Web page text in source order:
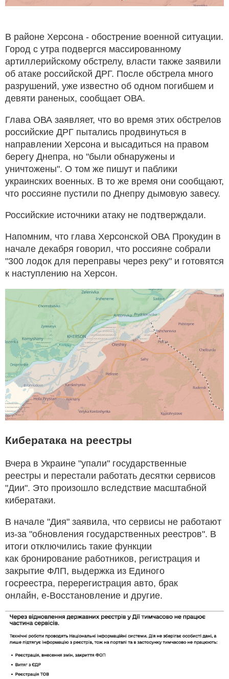
В районе Херсона - обострение военной ситуации.
Город с утра подвергся массированному
артиллерийскому обстрелу, власти также заявили
об атаке российской ДРГ. После обстрела много
разрушений, уже известно об одном погибшем и
девяти раненых, сообщает ОВА.
Глава ОВА заявляет, что во время этих обстрелов
российские ДРГ пытались продвинуться в
направлении Херсона и высадиться на правом
берегу Днепра, но "были обнаружены и
уничтожены". О том же пишут и паблики
украинских военных. В то же время они сообщают,
что россияне пустили по Днепру дымовую завесу.
Российские источники атаку не подтверждали.
Напомним, что глава Херсонской ОВА Прокудин в
начале декабря говорил, что россияне собрали
"300 лодок для переправы через реку" и готовятся
к наступлению на Херсон.
Кибератака на реестры
Вчера в Украине "упали" государственные
реестры и перестали работать десятки сервисов
"Дии". Это произошло вследствие масштабной
кибератаки.
В начале "Дия" заявила, что сервисы не работают
из-за "обновления государственных реестров". В
итоги отключились такие функции
как бронирование работников, регистрация и
закрытие ФЛП, выдержка из Единого
госреестра, перерегистрация авто, брак
онлайн, е-Восстановление и другие.